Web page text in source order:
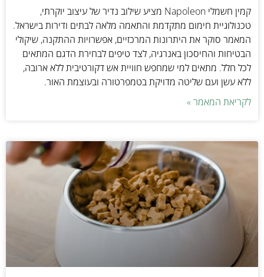
קמין חשמלי Napoleon מציע שילוב נדיר של עיצוב יוקרתי,
טכנולוגיית חימום מתקדמת והתאמה מלאה לבתים ודירות בישראל.
המאמר סוקר את היתרונות המרכזיים, אפשרויות ההתקנה, שיקולי
הבטיחות והחיסכון באנרגיה, לצד טיפים לבחירת הדגם המתאים
לכל חלל. מתאים למי שמחפש חוויית אש דקורטיבית ללא ארובה,
ללא עשן ועם שליטה מדויקת בטמפרטורה ובעוצמת האור.
לקריאת המאמר »